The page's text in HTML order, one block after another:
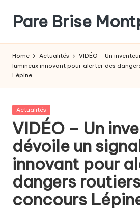
content
Pare Brise
Home Actualités
VIDÉO – Un
lumineux innovant pour alerter des
Lépine
Posted
Actualités
VIDÉO – Un
dévoile un
innovant pour
dangers
concours